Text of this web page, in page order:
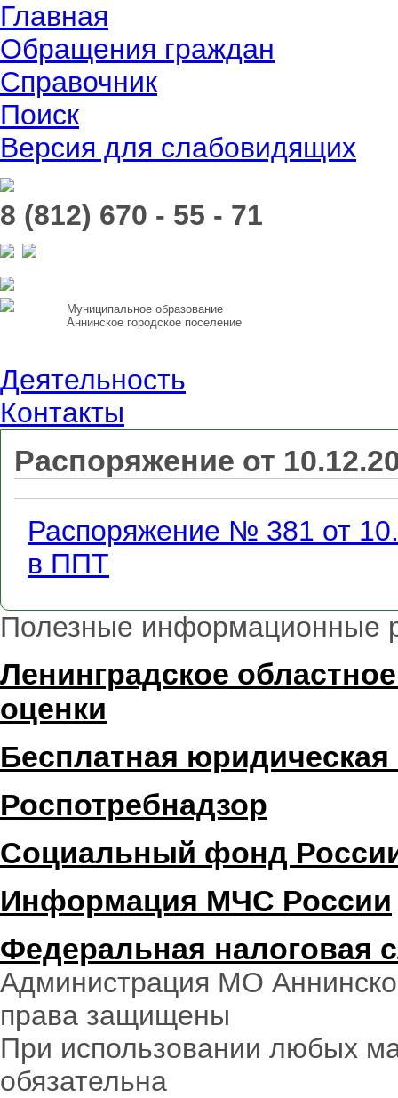
Главная
Обращения граждан
Справочник
Поиск
Версия для слабовидящих
8 (812) 670 - 55 - 71
Муниципальное образование
Аннинское городское поселение
Деятельность
Контакты
Распоряжение от
Распоряжение № 381 от
в ППТ
Полезные информационные
Ленинградское
оценки
Бесплатная
Роспотребнадзор
Социальный фонд
Информация МЧС России
Федеральная налоговая
Администрация МО
права защищены
При использовании любых
обязательна